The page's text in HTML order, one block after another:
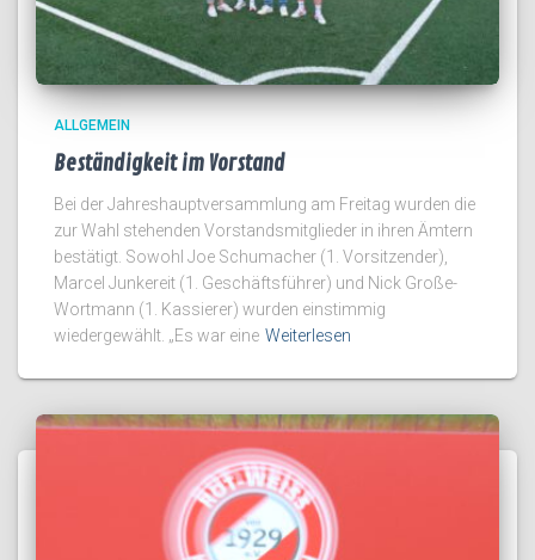
ALLGEMEIN
Beständigkeit im Vorstand
Bei der Jahreshauptversammlung am Freitag wurden die
zur Wahl stehenden Vorstandsmitglieder in ihren Ämtern
bestätigt. Sowohl Joe Schumacher (1. Vorsitzender),
Marcel Junkereit (1. Geschäftsführer) und Nick Große-
Wortmann (1. Kassierer) wurden einstimmig
wiedergewählt. „Es war eine Weiterlesen